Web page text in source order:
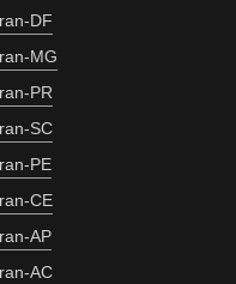
DF
MG
PR
SC
PE
CE
AP
AC